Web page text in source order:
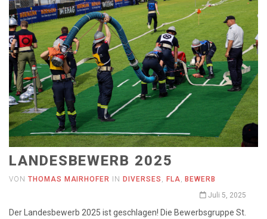
LANDESBEWERB 2025
VON THOMAS MAIRHOFER IN DIVERSES , FLA, BEWERB
Juli 5, 2025
Der Landesbewerb 2025 ist geschlagen! Die Bewerbsgruppe St.